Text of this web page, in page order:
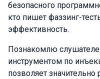
безопасного
кто пишет фаззинг-
эффективность.
Познакомлю
инструментом по
позволяет